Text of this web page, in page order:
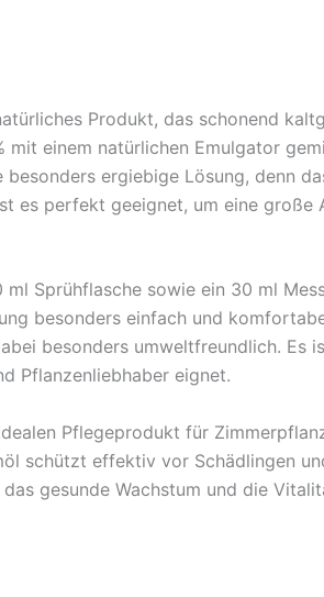
Produkt, das schonend
einem natürlichen Emulgator
ergiebige Lösung, denn
perfekt geeignet, um eine große
Sprühflasche sowie ein 30 ml
besonders einfach und
besonders umweltfreundlich. Es
Pflanzenliebhaber eignet.
Pflegeprodukt für
schützt effektiv vor Schädlingen
gesunde Wachstum und die